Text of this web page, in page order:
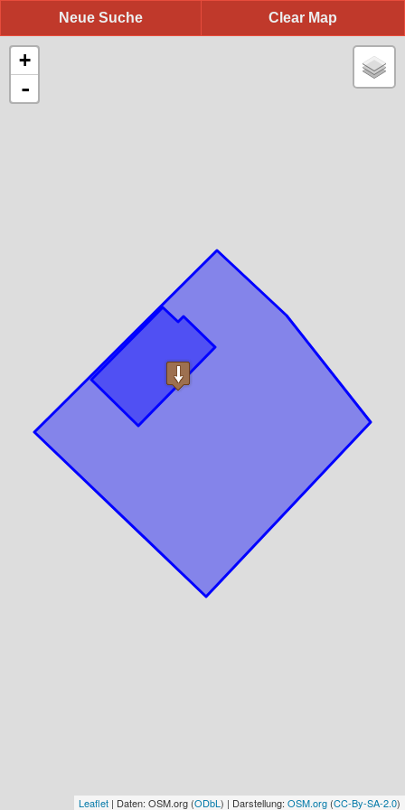
Clear Map
Neue Suche
+
-
Leaflet | Daten: OSM.org (ODbL ) | Darstellung: OSM.org (CC-By-SA-2.0)